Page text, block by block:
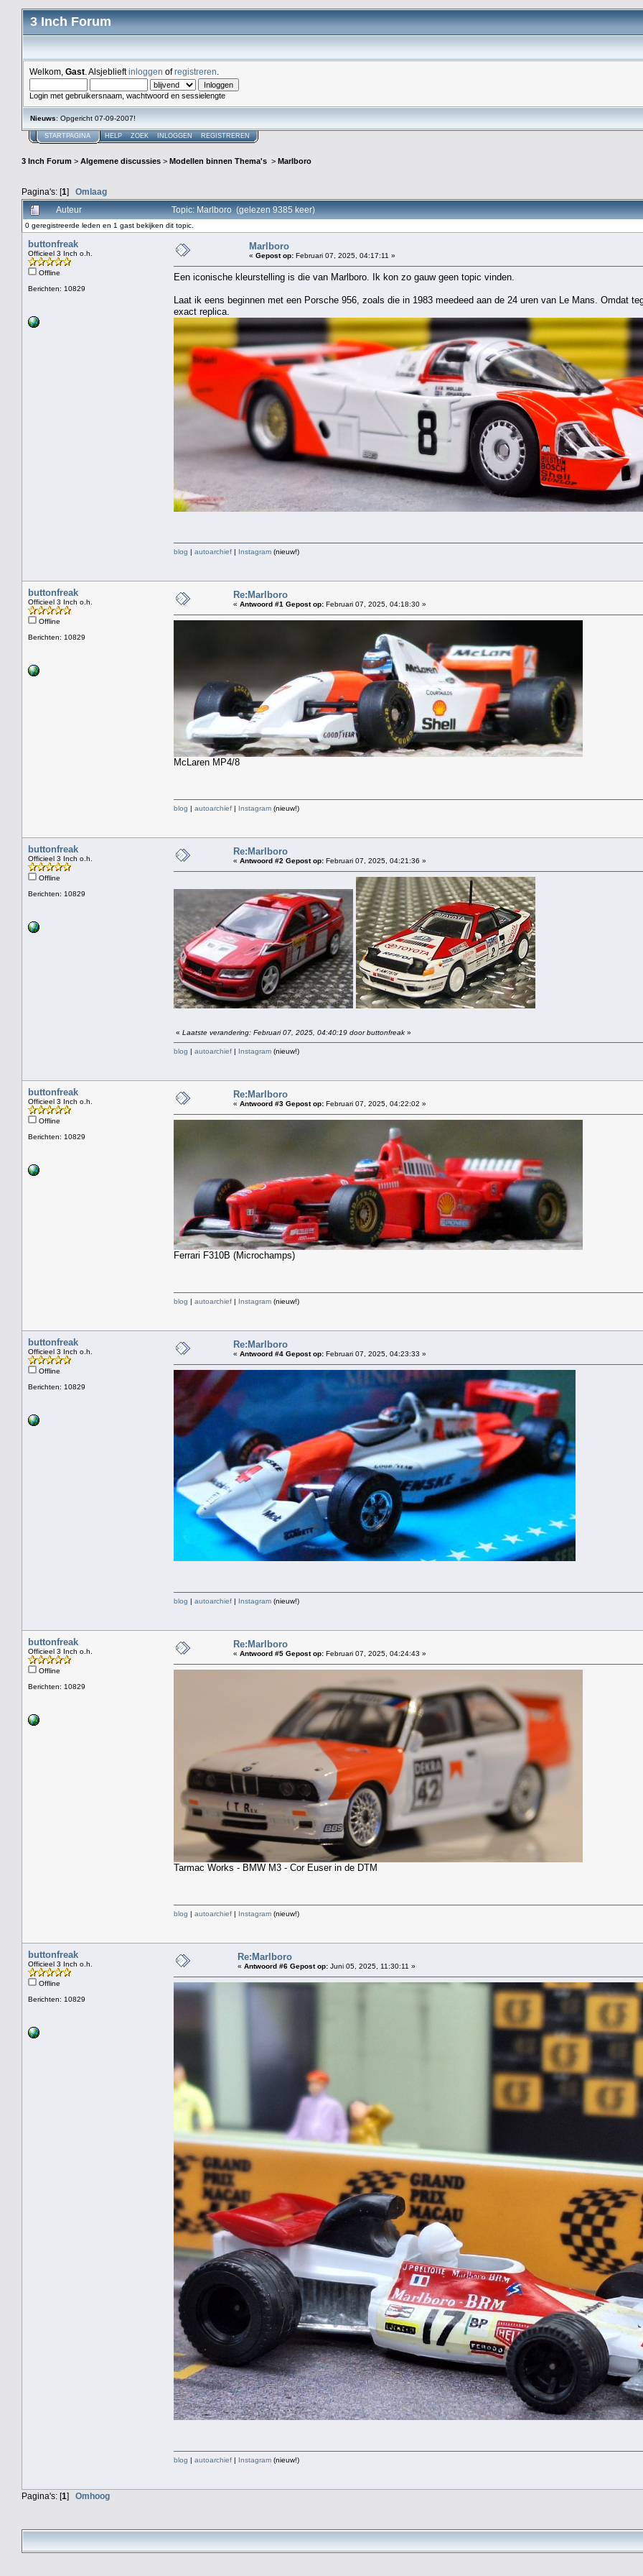
3 Inch Forum
Welkom, Gast . Alsjeblieftinloggen ofregistreren
Login met gebruikersnaam, wachtwoord en sessielengte
Nieuws: Opgericht 07-09-2007!
STARTPAGINA HELP ZOEK INLOGGEN REGISTREREN
3 Inch Forum > Algemene discussies > Modellen binnen Thema's > Marlboro
Pagina's: [1] Omlaag
Auteur Topic: Marlboro (gelezen 9385 keer)
0 geregistreerde leden en 1 gast bekijken dit topic.
buttonfreak
Officieel 3 Inch o.h.
Offline
Berichten: 10829
Marlboro
« Gepost op: Februari 07, 2025, 04:17:11 »
Een iconische kleurstelling is die van Marlboro. Ik kon zo gauw geen topic vinden.
Laat ik eens beginnen met een Porsche 956, zoals die in 1983 meedeed aan de 24 uren van Le Mans. Omdat
exact replica.
blog | autoarchief | Instagram (nieuw!)
buttonfreak
Officieel 3 Inch o.h.
Offline
Berichten: 10829
Re:Marlboro
« Antwoord #1 Gepost op: Februari 07, 2025, 04:18:30 »
McLaren MP4/8
blog | autoarchief | Instagram (nieuw!)
buttonfreak
Officieel 3 Inch o.h.
Offline
Berichten: 10829
Re:Marlboro
« Antwoord #2 Gepost op: Februari 07, 2025, 04:21:36 »
« Laatste verandering: Februari 07, 2025, 04:40:19 door buttonfreak »
blog | autoarchief | Instagram (nieuw!)
buttonfreak
Officieel 3 Inch o.h.
Offline
Berichten: 10829
Re:Marlboro
« Antwoord #3 Gepost op: Februari 07, 2025, 04:22:02 »
Ferrari F310B (Microchamps)
blog | autoarchief | Instagram (nieuw!)
buttonfreak
Officieel 3 Inch o.h.
Offline
Berichten: 10829
Re:Marlboro
« Antwoord #4 Gepost op: Februari 07, 2025, 04:23:33 »
blog | autoarchief | Instagram (nieuw!)
buttonfreak
Officieel 3 Inch o.h.
Offline
Berichten: 10829
Re:Marlboro
« Antwoord #5 Gepost op: Februari 07, 2025, 04:24:43 »
Tarmac Works - BMW M3 - Cor Euser in de DTM
blog | autoarchief | Instagram (nieuw!)
buttonfreak
Officieel 3 Inch o.h.
Offline
Berichten: 10829
Re:Marlboro
« Antwoord #6 Gepost op: Juni 05, 2025, 11:30:11 »
blog | autoarchief | Instagram (nieuw!)
Pagina's: [1] Omhoog